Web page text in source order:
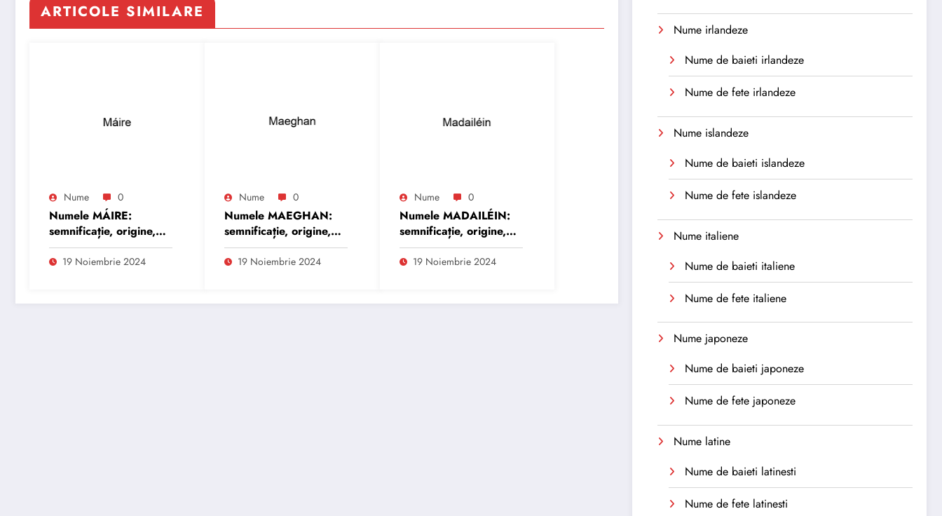
ARTICOLE SIMILARE
Nume 0
Numele MÁIRE:
semnificație, origine,
trăsături și
personalitate
19 Noiembrie 2024
Nume 0
Numele MAEGHAN:
semnificație, origine,
trăsături și
personalitate
19 Noiembrie 2024
Nume 0
Numele MADAILÉIN:
semnificație, origine,
trăsături și
personalitate
19 Noiembrie 2024
Nume irlandeze
Nume de baieti irlandeze
Nume de fete irlandeze
Nume islandeze
Nume de baieti islandeze
Nume de fete islandeze
Nume italiene
Nume de baieti italiene
Nume de fete italiene
Nume japoneze
Nume de baieti japoneze
Nume de fete japoneze
Nume latine
Nume de baieti latinesti
Nume de fete latinesti